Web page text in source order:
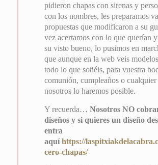
pidieron chapas con sirenas y
con los nombres, les preparamos
propuestas que modificaron a su
vez acertamos con lo que querían
su visto bueno, lo pusimos en
que aunque en la web veis
todo lo que soñéis, para vuestra
comunión, cumpleaños o
nosotros lo haremos posible.
Y recuerda…Nosotros NO
diseños y si quieres un diseño
entra
aquíhttps://
cero-chapas/